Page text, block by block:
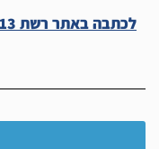
לכתבה באתר רשת 13